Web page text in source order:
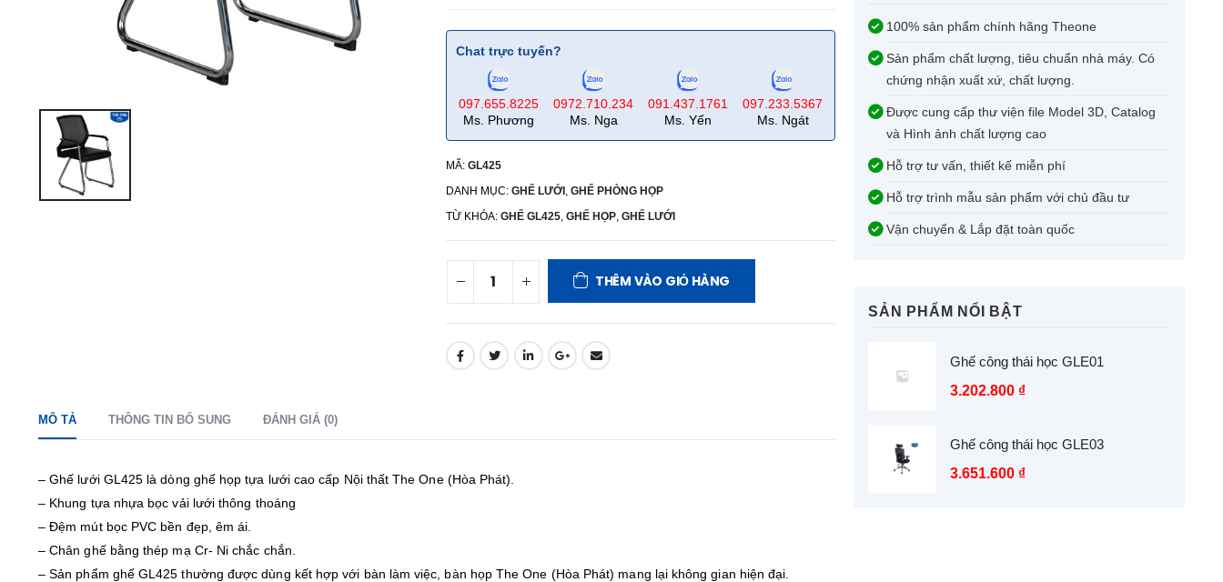
Chat trực tuyến?
097.655.8225
Ms. Phương
0972.710.234
Ms. Nga
091.437.1761
Ms. Yến
097.233.5367
Ms. Ngát
MÃ: GL425
DANH MỤC: GHẾ LƯỚI GHẾ PHÒNG HỌP
TỪ KHÓA: GHẾ GL425 GHẾ HỌP GHẾ LƯỚI
THÊM VÀO GIỎ HÀNG
MÔ TẢ THÔNG TIN BỔ SUNG ĐÁNH GIÁ (0)
– Ghế lưới GL425 là dòng ghế họp tựa lưới cao cấp Nội thất The One (Hòa Phát).
– Khung tựa nhựa bọc vải lưới thông thoáng
– Đệm mút bọc PVC bền đẹp, êm ái.
– Chân ghế bằng thép mạ Cr- Ni chắc chắn.
– Sản phẩm ghế GL425 thường được dùng kết hợp với bàn làm việc, bàn họp The One (Hòa Phát) mang lại không gian hiện đại.
100% sản phẩm chính hãng Theone
Sản phẩm chất lượng, tiêu chuẩn nhà máy. Có
chứng nhận xuất xứ, chất lượng.
Được cung cấp thư viện file Model 3D, Catalog
và Hình ảnh chất lượng cao
Hỗ trợ tư vấn, thiết kế miễn phí
Hỗ trợ trình mẫu sản phẩm với chủ đầu tư
Vận chuyển & Lắp đặt toàn quốc
SẢN PHẨM NỔI BẬT
Ghế công thái học GLE01
3.202.800 ₫
Ghế công thái học GLE03
3.651.600 ₫